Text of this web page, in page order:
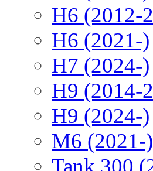
H6 (2012-
H6 (2021-)
H7 (2024-)
H9 (2014-
H9 (2024-)
M6 (2021-)
Tank 300